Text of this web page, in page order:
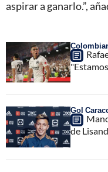
aspirar a ganarlo.”,
Gol
de